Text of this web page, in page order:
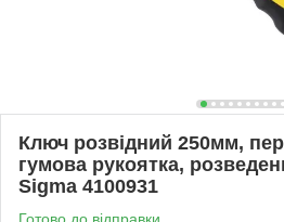
Ключ розвідний 250мм,
гумова рукоятка,
Sigma 4100931
Готово до відправки